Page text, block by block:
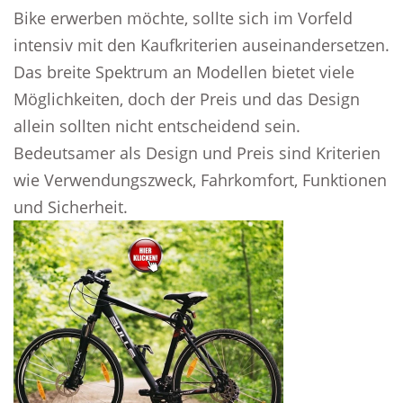
Bike erwerben möchte, sollte sich im Vorfeld
intensiv mit den Kaufkriterien auseinandersetzen.
Das breite Spektrum an Modellen bietet viele
Möglichkeiten, doch der Preis und das Design
allein sollten nicht entscheidend sein.
Bedeutsamer als Design und Preis sind Kriterien
wie Verwendungszweck, Fahrkomfort, Funktionen
und Sicherheit.